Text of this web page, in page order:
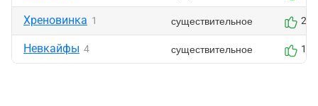
Хреновинка 1 существительное 2
Невкайфы 4 существительное 1